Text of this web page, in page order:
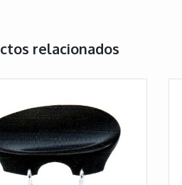
relacionados